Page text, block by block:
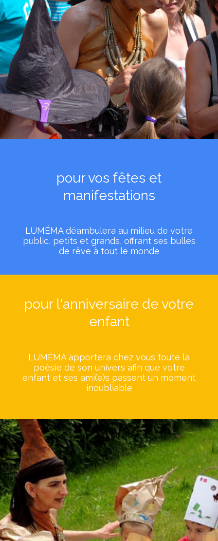
pour vos fêtes et
manifestations
LUMÉMA déambulera au milieu de votre
public, petits et grands, offrant ses bulles
de rêve à tout le monde
pour l'anniversaire de votre
enfant
LUMÉMA apportera chez vous toute la
poésie de son univers afin que votre
enfant et ses ami(e)s passent un moment
inoubliable